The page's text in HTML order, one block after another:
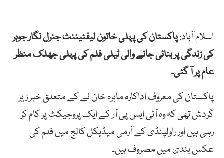
اسلام آباد:پاکستان کی پہلی خاتون لیفٹیننٹ جنرل نگار جوہر
کی زندگی پر بنائی جانے والی ٹیلی فلم کی پہلی جھلک منظر
عام پر آ گئی۔
پاکستان کی معروف اداکارہ ماہرہ خان نے کے متعلق خبر زیر
گردش تھی کہ وہ آئی ایس پی آر کے ایک پروجیکٹ پر کام کر
رہی ہیں اور راولپنڈی کے آرمی میڈیکل کالج میں فلم کی
عکس بندی میں مصروف ہیں۔